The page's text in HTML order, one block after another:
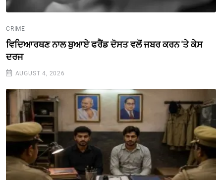
CRIME
ਵਿਦਿਆਰਥਣ ਨਾਲ ਬੁਆਏ ਫਰੈਂਡ ਦੋਸਤ ਵਲੋਂ ਜਬਰ ਕਰਨ 'ਤੇ ਕੇਸ
ਦਰਜ
AUGUST 4, 2026